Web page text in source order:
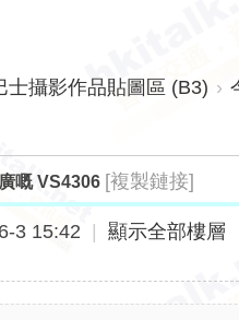
士攝影作品貼圖區 (B3) ›
嘅 VS4306 [複製鏈接]
3 15:42 顯示全部樓層